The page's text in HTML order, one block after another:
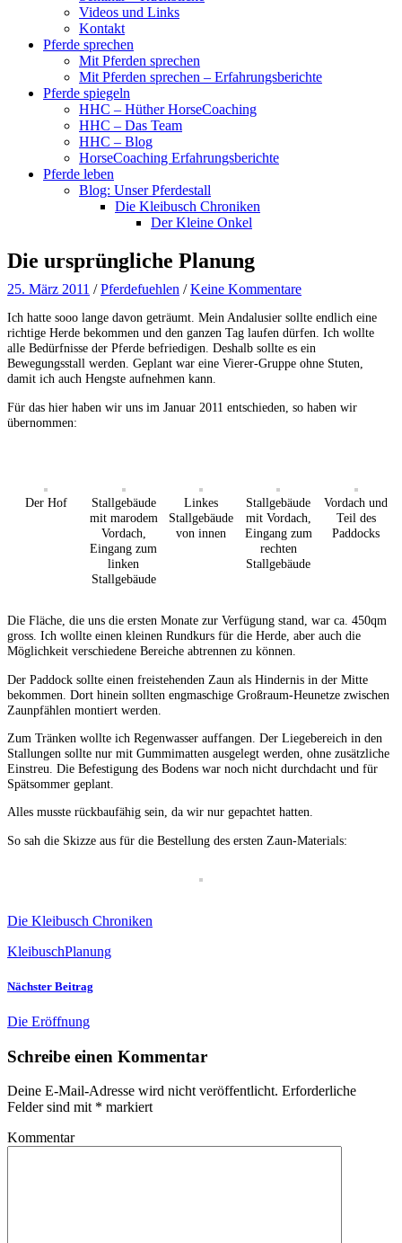
Videos und Links
Kontakt
Pferde sprechen
Mit Pferden sprechen
Mit Pferden sprechen – Erfahrungsberichte
Pferde spiegeln
HHC – Hüther HorseCoaching
HHC – Das Team
HHC – Blog
HorseCoaching Erfahrungsberichte
Pferde leben
Blog: Unser Pferdestall
Die Kleibusch Chroniken
Der Kleine Onkel
Die ursprüngliche Planung
25. März 2011 /Pferdefuehlen /Keine Kommentare
Ich hatte sooo lange davon geträumt. Mein Andalusier sollte endlich eine
richtige Herde bekommen und den ganzen Tag laufen dürfen. Ich wollte
alle Bedürfnisse der Pferde befriedigen. Deshalb sollte es ein
Bewegungsstall werden. Geplant war eine Vierer-Gruppe ohne Stuten,
damit ich auch Hengste aufnehmen kann.
Für das hier haben wir uns im Januar 2011 entschieden, so haben wir
übernommen:
Der Hof
Stallgebäude
mit marodem
Vordach,
Eingang zum
linken
Stallgebäude
Linkes
Stallgebäude
von innen
Stallgebäude
mit Vordach,
Eingang zum
rechten
Stallgebäude
Vordach und
Teil des
Paddocks
Die Fläche, die uns die ersten Monate zur Verfügung stand, war ca. 450qm
gross. Ich wollte einen kleinen Rundkurs für die Herde, aber auch die
Möglichkeit verschiedene Bereiche abtrennen zu können.
Der Paddock sollte einen freistehenden Zaun als Hindernis in der Mitte
bekommen. Dort hinein sollten engmaschige Großraum-Heunetze zwischen
Zaunpfählen montiert werden.
Zum Tränken wollte ich Regenwasser auffangen. Der Liegebereich in den
Stallungen sollte nur mit Gummimatten ausgelegt werden, ohne zusätzliche
Einstreu. Die Befestigung des Bodens war noch nicht durchdacht und für
Spätsommer geplant.
Alles musste rückbaufähig sein, da wir nur gepachtet hatten.
So sah die Skizze aus für die Bestellung des ersten Zaun-Materials:
Die Kleibusch Chroniken
KleibuschPlanung
Nächster Beitrag
Die Eröffnung
Schreibe einen Kommentar
Deine E-Mail-Adresse wird nicht veröffentlicht. Erforderliche
Felder sind mit * markiert
Kommentar